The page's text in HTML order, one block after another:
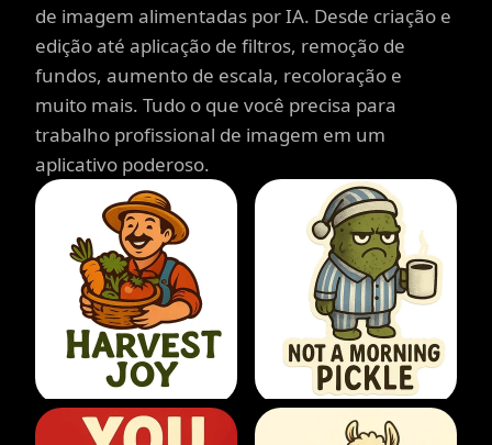
de imagem alimentadas por IA. Desde criação e
edição até aplicação de filtros, remoção de
fundos, aumento de escala, recoloração e
muito mais. Tudo o que você precisa para
trabalho profissional de imagem em um
aplicativo poderoso.